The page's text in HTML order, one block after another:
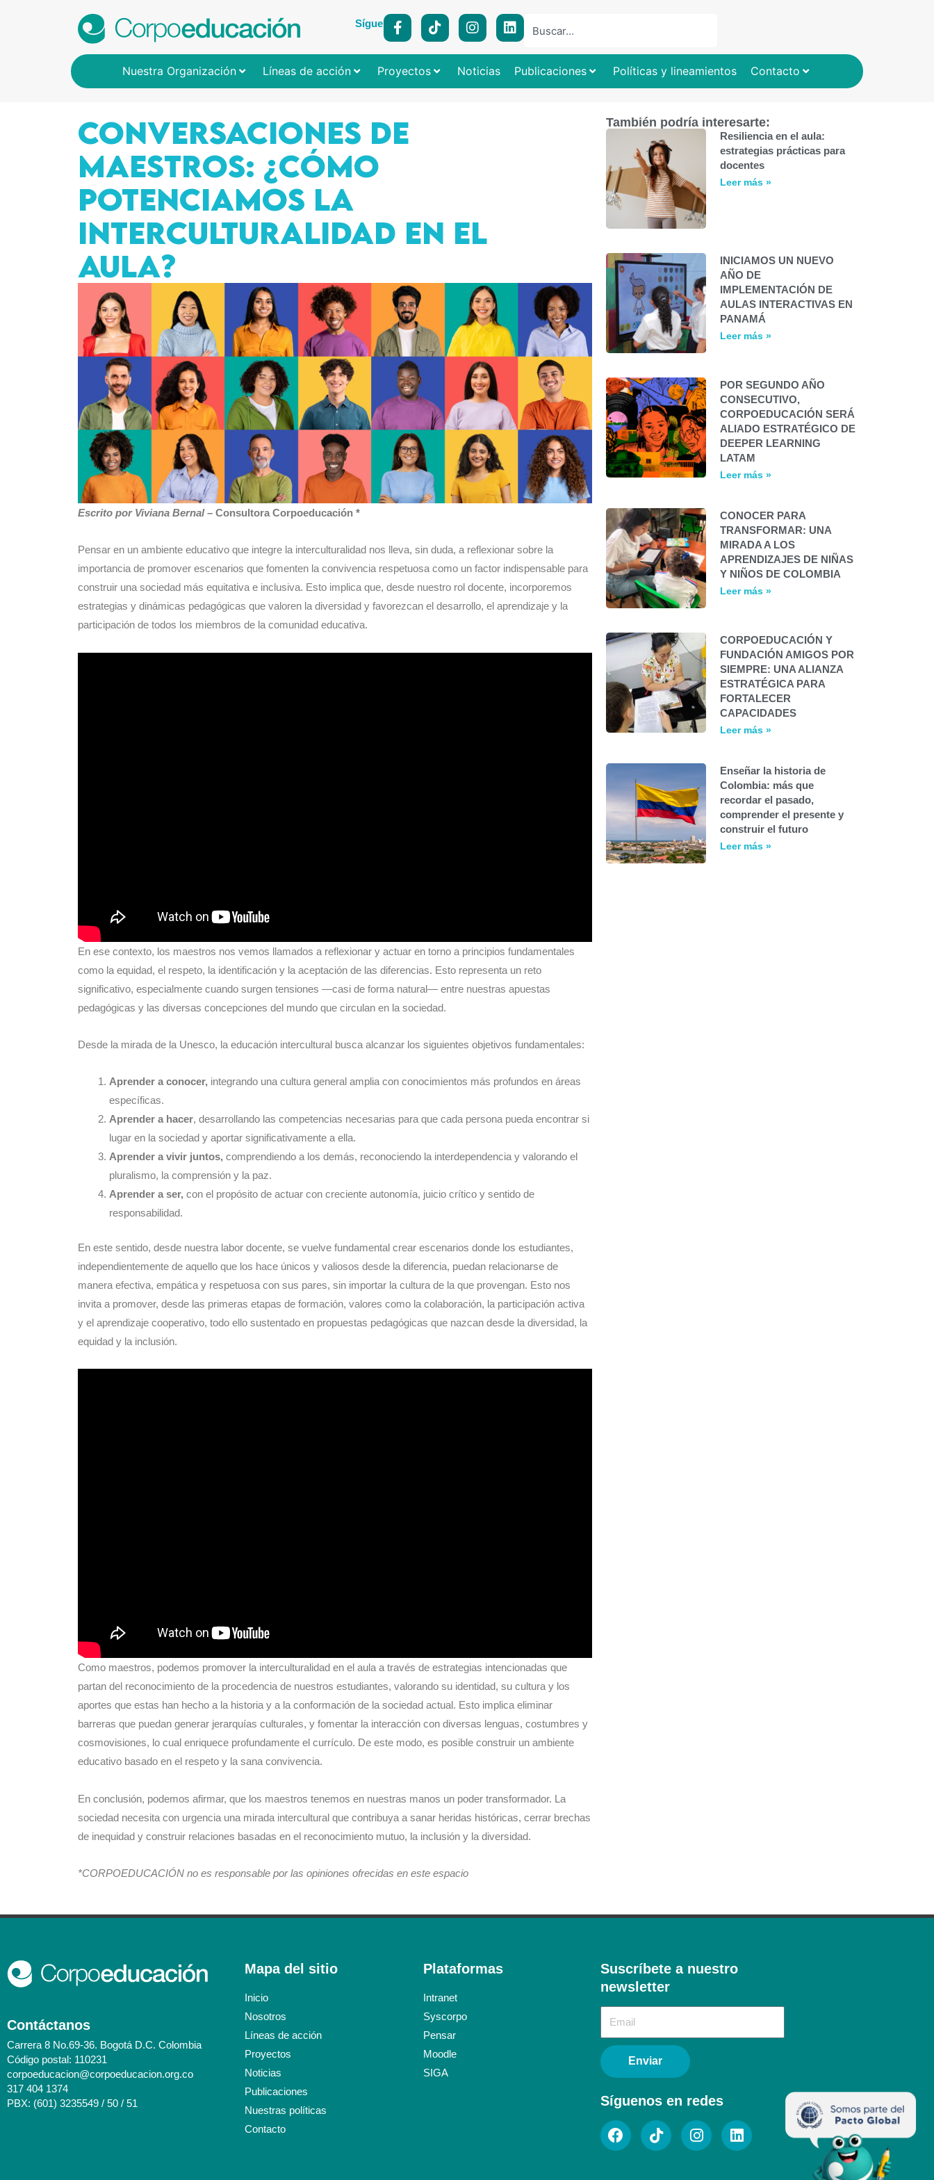
Síguenos:
Nuestra Organización Líneas de acción Proyectos Noticias Publicaciones Políticas y lineamientos Contacto
Conversaciones de
maestros: ¿Cómo
potenciamos la
interculturalidad en el
aula?
Escrito por Viviana Bernal– Consultora Corpoeducación *
Pensar en un ambiente educativo que integre la interculturalidad nos lleva, sin duda, a reflexionar sobre la
importancia de promover escenarios que fomenten la convivencia respetuosa como un factor indispensable para
construir una sociedad más equitativa e inclusiva. Esto implica que, desde nuestro rol docente, incorporemos
estrategias y dinámicas pedagógicas que valoren la diversidad y favorezcan el desarrollo, el aprendizaje y la
participación de todos los miembros de la comunidad educativa.
En ese contexto, los maestros nos vemos llamados a reflexionar y actuar en torno a principios fundamentales
como la equidad, el respeto, la identificación y la aceptación de las diferencias. Esto representa un reto
significativo, especialmente cuando surgen tensiones —casi de forma natural— entre nuestras apuestas
pedagógicas y las diversas concepciones del mundo que circulan en la sociedad.
Desde la mirada de la Unesco, la educación intercultural busca alcanzar los siguientes objetivos fundamentales:
Aprender a conocer, integrando una cultura general amplia con conocimientos más profundos en áreas
específicas.
Aprender a hacer, desarrollando las competencias necesarias para que cada persona pueda encontrar si
lugar en la sociedad y aportar significativamente a ella.
Aprender a vivir juntos, comprendiendo a los demás, reconociendo la interdependencia y valorando el
pluralismo, la comprensión y la paz.
Aprender a ser, con el propósito de actuar con creciente autonomía, juicio crítico y sentido de
responsabilidad.
En este sentido, desde nuestra labor docente, se vuelve fundamental crear escenarios donde los estudiantes,
independientemente de aquello que los hace únicos y valiosos desde la diferencia, puedan relacionarse de
manera efectiva, empática y respetuosa con sus pares, sin importar la cultura de la que provengan. Esto nos
invita a promover, desde las primeras etapas de formación, valores como la colaboración, la participación activa
y el aprendizaje cooperativo, todo ello sustentado en propuestas pedagógicas que nazcan desde la diversidad, la
equidad y la inclusión.
Como maestros, podemos promover la interculturalidad en el aula a través de estrategias intencionadas que
partan del reconocimiento de la procedencia de nuestros estudiantes, valorando su identidad, su cultura y los
aportes que estas han hecho a la historia y a la conformación de la sociedad actual. Esto implica eliminar
barreras que puedan generar jerarquías culturales, y fomentar la interacción con diversas lenguas, costumbres y
cosmovisiones, lo cual enriquece profundamente el currículo. De este modo, es posible construir un ambiente
educativo basado en el respeto y la sana convivencia.
En conclusión, podemos afirmar, que los maestros tenemos en nuestras manos un poder transformador. La
sociedad necesita con urgencia una mirada intercultural que contribuya a sanar heridas históricas, cerrar brechas
de inequidad y construir relaciones basadas en el reconocimiento mutuo, la inclusión y la diversidad.
*CORPOEDUCACIÓN no es responsable por las opiniones ofrecidas en este espacio
También podría interesarte:
Resiliencia en el aula:
estrategias prácticas para
docentes
Leer más »
INICIAMOS UN NUEVO
AÑO DE
IMPLEMENTACIÓN DE
AULAS INTERACTIVAS EN
PANAMÁ
Leer más »
POR SEGUNDO AÑO
CONSECUTIVO,
CORPOEDUCACIÓN SERÁ
ALIADO ESTRATÉGICO DE
DEEPER LEARNING
LATAM
Leer más »
CONOCER PARA
TRANSFORMAR: UNA
MIRADA A LOS
APRENDIZAJES DE NIÑAS
Y NIÑOS DE COLOMBIA
Leer más »
CORPOEDUCACIÓN Y
FUNDACIÓN AMIGOS POR
SIEMPRE: UNA ALIANZA
ESTRATÉGICA PARA
FORTALECER
CAPACIDADES
Leer más »
Enseñar la historia de
Colombia: más que
recordar el pasado,
comprender el presente y
construir el futuro
Leer más »
Contáctanos
Carrera 8 No.69-36. Bogotá D.C. Colombia
Código postal: 110231
corpoeducacion@corpoeducacion.org.co
317 404 1374
PBX: (601) 3235549 / 50 / 51
Mapa del sitio
Inicio
Nosotros
Líneas de acción
Proyectos
Noticias
Publicaciones
Nuestras políticas
Contacto
Plataformas
Intranet
Syscorpo
Pensar
Moodle
SIGA
Suscríbete a nuestro
newsletter​
Enviar
Síguenos en redes